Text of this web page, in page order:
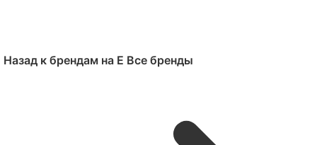
Назад к брендам на E Все бренды